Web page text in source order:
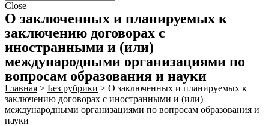
Close
О заключенных и планируемых к
заключению договорах с
иностранными и (или)
международными организациями по
вопросам образования и науки
Главная > Без рубрики > О заключенных и планируемых к
заключению договорах с иностранными и (или)
международными организациями по вопросам образования и
науки